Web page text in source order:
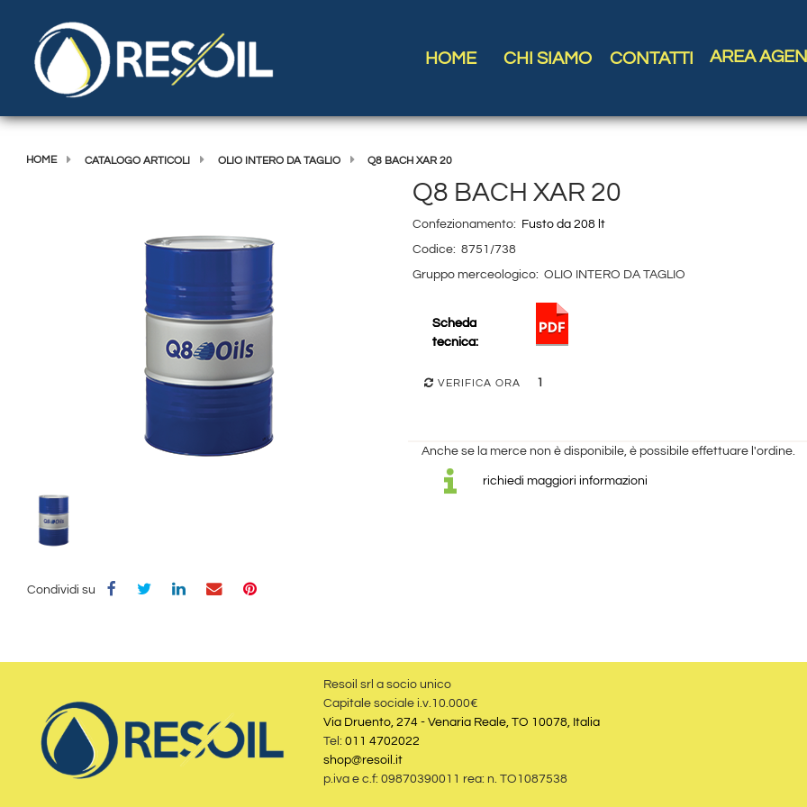
HOME CHI SIAMO CONTATTI AREA
HOME CATALOGO ARTICOLI OLIO INTERO DA TAGLIO Q8 BACH XAR 20
Q8 BACH XAR 20
Confezionamento:
Fusto da 208 lt
Codice: 8751/738
Gruppo merceologico: OLIO INTERO DA TAGLIO
Scheda
tecnica:
VERIFICA ORA 1
Anche se la merce non è disponibile, è possibile effettuare l'ordine.
richiedi maggiori informazioni
Condividi su
Resoil srl a socio unico
Capitale sociale i.v.10.000€
Via Druento, 274 - Venaria Reale, TO 10078, Italia
Tel: 011 4702022
shop@resoil.it
p.iva e c.f: 09870390011 rea: n. TO1087538